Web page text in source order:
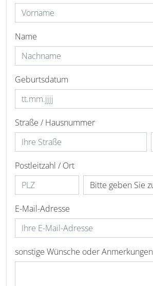
Name
Geburtsdatum
Straße / Hausnummer
Postleitzahl / Ort
E-Mail-Adresse
sonstige Wünsche oder Anmerkungen